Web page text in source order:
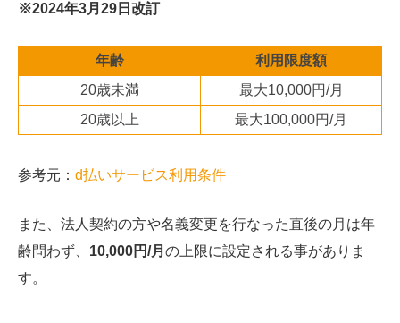
※2024年3月29日改訂
年齢
利用限度額
20歳未満
最大10,000円/月
20歳以上
最大100,000円/月
参考元： d払いサービス利用条件
また、法人契約の方や名義変更を行なった直後の月は年
齢問わず、 10,000円/月 の上限に設定される事がありま
す。